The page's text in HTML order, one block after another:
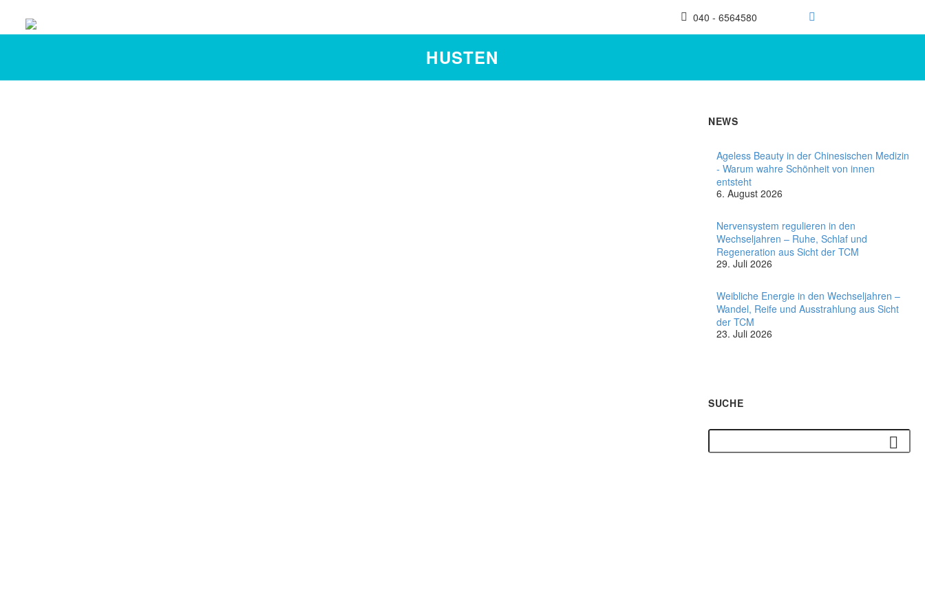
040 - 6564580
HUSTEN
NEWS
Ageless Beauty in der Chinesischen Medizin
- Warum wahre Schönheit von innen
entsteht
6. August 2026
Nervensystem regulieren in den
Wechseljahren – Ruhe, Schlaf und
Regeneration aus Sicht der TCM
29. Juli 2026
Weibliche Energie in den Wechseljahren –
Wandel, Reife und Ausstrahlung aus Sicht
der TCM
23. Juli 2026
SUCHE